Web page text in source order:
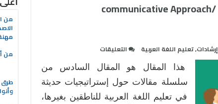
التواصلي (الطريقة التواصلية) communicative Approach/
إرشادات,تعليم اللغة العربية التعليقات
حديثة
في
تعليم
هذا المقال هو المقال السادس من
سلسلة مقالات حول إستراتيجيات حديثة
في تعليم اللغة العربية للناطقين بغيرها،
من
من
طرق